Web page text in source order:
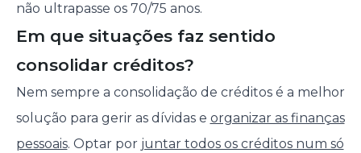
não ultrapasse os 70/75 anos.
Em que situações faz sentido
consolidar créditos?
Nem sempre a consolidação de créditos é a melhor
solução para gerir as dívidas e organizar as finanças
pessoais. Optar por juntar todos os créditos num só